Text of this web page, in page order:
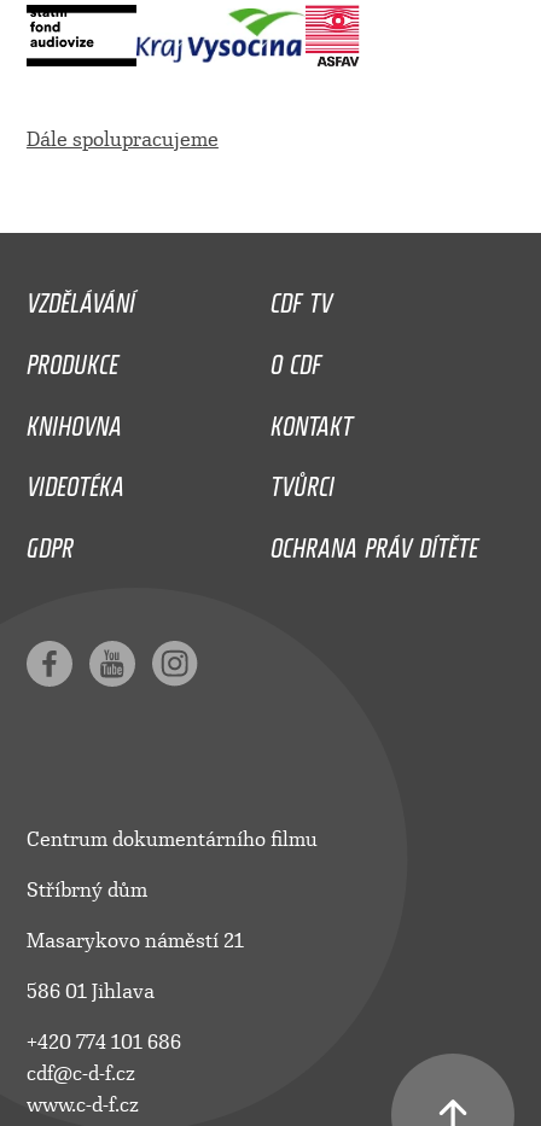
Dále spolupracujeme
VZDĚLÁVÁNÍ
CDF TV
PRODUKCE
O CDF
KNIHOVNA
KONTAKT
VIDEOTÉKA
TVŮRCI
GDPR
OCHRANA PRÁV DÍTĚTE
Centrum dokumentárního filmu
Stříbrný dům
Masarykovo náměstí 21
586 01 Jihlava
+420 774 101 686
cdf@c-d-f.cz
www.c-d-f.cz